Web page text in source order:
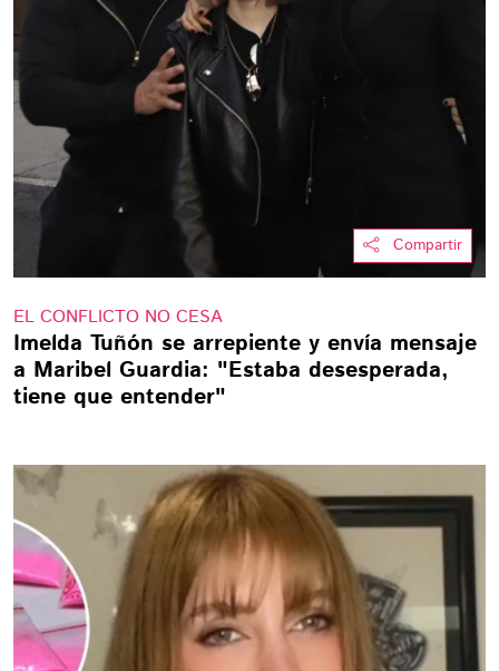
Compartir
EL CONFLICTO NO CESA
Imelda Tuñón se arrepiente y envía mensaje
a Maribel Guardia: "Estaba desesperada,
tiene que entender"